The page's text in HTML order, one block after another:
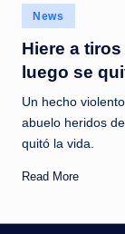
c
i
a
s
a
n
Posted
in
News
Hiere a
luego se
Un hecho
abuelo heridos
quitó la vida.
Read More